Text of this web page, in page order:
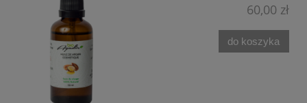
60,00 zł
do koszyka